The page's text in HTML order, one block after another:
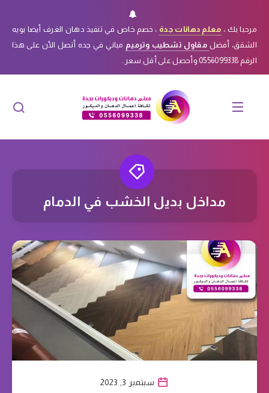
مرحبا بك ، معلم دهانات جدة ، خصم خاص في تنفيذ دهان الغرف أيضا بويه
الشقق، أفضل مقاول تشطيب وترميم مباني في جده أتصل الأن على هذا
الرقم 0556099338 وأحصل على أقل سعر.
مداخل بديل الخشب في الدمام
سبتمبر 3, 2023